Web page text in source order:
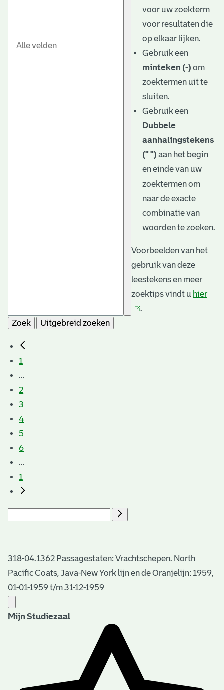
voor uw zoekterm
voor resultaten die
op elkaar lijken.
Gebruik een
minteken (-) om
zoektermen uit te
sluiten.
Gebruik een
Dubbele
aanhalingstekens
(" ") aan het begin
en einde van uw
zoektermen om
naar de exacte
combinatie van
woorden te zoeken.
Voorbeelden van het
gebruik van deze
leestekens en meer
zoektips vindt u hier
.
Zoek
Uitgebreid zoeken
1
...
2
3
4
5
6
...
1
318-04.1362 Passagestaten: Vrachtschepen. North
Pacific Coats, Java-New York lijn en de Oranjelijn: 1959,
01-01-1959 t/m 31-12-1959
Mijn Studiezaal